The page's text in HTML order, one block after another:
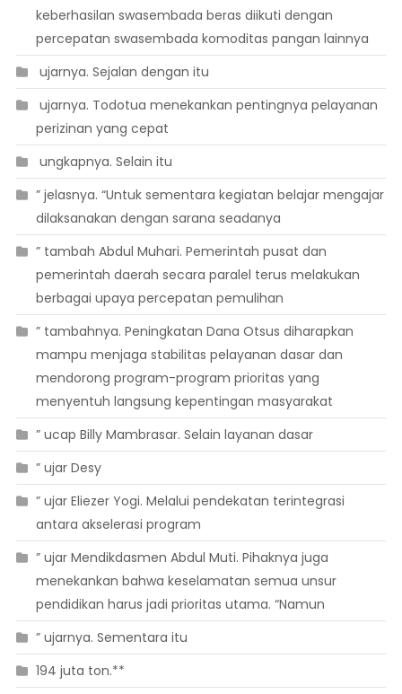
keberhasilan swasembada beras diikuti dengan
percepatan swasembada komoditas pangan lainnya
 ujarnya. Sejalan dengan itu
 ujarnya. Todotua menekankan pentingnya pelayanan
perizinan yang cepat
 ungkapnya. Selain itu
” jelasnya. “Untuk sementara kegiatan belajar mengajar
dilaksanakan dengan sarana seadanya
” tambah Abdul Muhari. Pemerintah pusat dan
pemerintah daerah secara paralel terus melakukan
berbagai upaya percepatan pemulihan
” tambahnya. Peningkatan Dana Otsus diharapkan
mampu menjaga stabilitas pelayanan dasar dan
mendorong program-program prioritas yang
menyentuh langsung kepentingan masyarakat
” ucap Billy Mambrasar. Selain layanan dasar
” ujar Desy
” ujar Eliezer Yogi. Melalui pendekatan terintegrasi
antara akselerasi program
” ujar Mendikdasmen Abdul Muti. Pihaknya juga
menekankan bahwa keselamatan semua unsur
pendidikan harus jadi prioritas utama. “Namun
” ujarnya. Sementara itu
194 juta ton.**